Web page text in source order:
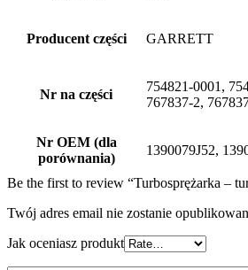
Producent części GARRETT
Nr na części
754821-0001,
767837-2,
Nr OEM (dla
porównania)
1390079J52,
Be the first to review “Turbosprężarka –
Twój adres email nie zostanie
Jak oceniasz produkt